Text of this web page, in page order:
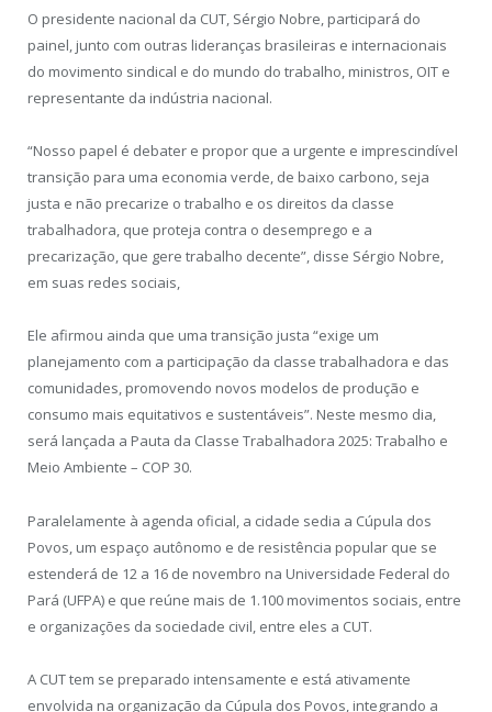
O presidente nacional da CUT, Sérgio Nobre, participará do
painel, junto com outras lideranças brasileiras e internacionais
do movimento sindical e do mundo do trabalho, ministros, OIT e
representante da indústria nacional.
“Nosso papel é debater e propor que a urgente e imprescindível
transição para uma economia verde, de baixo carbono, seja
justa e não precarize o trabalho e os direitos da classe
trabalhadora, que proteja contra o desemprego e a
precarização, que gere trabalho decente”, disse Sérgio Nobre,
em suas redes sociais,
Ele afirmou ainda que uma transição justa “exige um
planejamento com a participação da classe trabalhadora e das
comunidades, promovendo novos modelos de produção e
consumo mais equitativos e sustentáveis”. Neste mesmo dia,
será lançada a Pauta da Classe Trabalhadora 2025: Trabalho e
Meio Ambiente – COP 30.
Paralelamente à agenda oficial, a cidade sedia a Cúpula dos
Povos, um espaço autônomo e de resistência popular que se
estenderá de 12 a 16 de novembro na Universidade Federal do
Pará (UFPA) e que reúne mais de 1.100 movimentos sociais, entre
e organizações da sociedade civil, entre eles a CUT.
A CUT tem se preparado intensamente e está ativamente
envolvida na organização da Cúpula dos Povos, integrando a